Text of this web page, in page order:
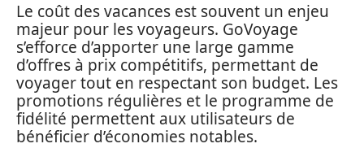
Le coût des vacances est souvent un enjeu
majeur pour les voyageurs. GoVoyage
s’efforce d’apporter une large gamme
d’offres à prix compétitifs, permettant de
voyager tout en respectant son budget. Les
promotions régulières et le programme de
fidélité permettent aux utilisateurs de
bénéficier d’économies notables.